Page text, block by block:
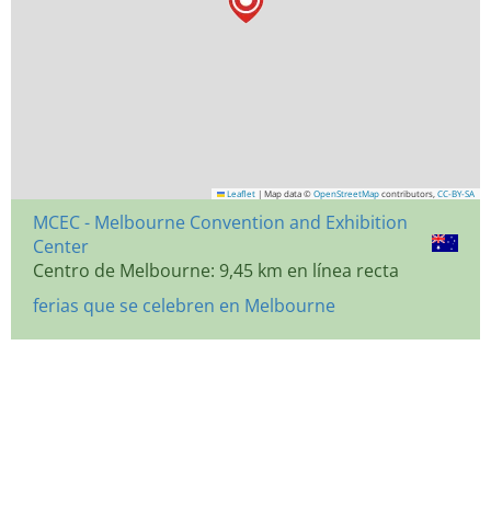
Leaflet | Map data © OpenStreetMap contributors, CC-BY-SA
MCEC - Melbourne Convention and Exhibition
Center
Centro de Melbourne: 9,45 km en línea recta
ferias que se celebren en Melbourne